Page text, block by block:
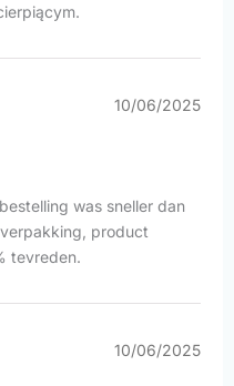
10/06/2025
was sneller dan
product
tevreden.
10/06/2025